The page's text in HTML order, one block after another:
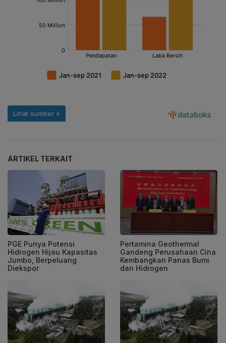
ARTIKEL TERKAIT
PGE Punya Potensi
Hidrogen Hijau Kapasitas
Jumbo, Berpeluang
Diekspor
Pertamina Geothermal
Gandeng Perusahaan Cina
Kembangkan Panas Bumi
dan Hidrogen